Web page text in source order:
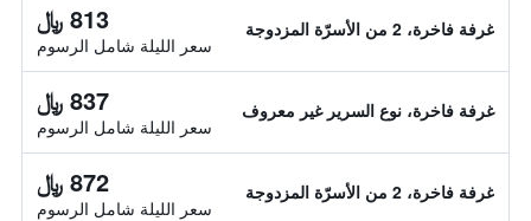
غرفة فاخرة، 2 من الأسرّة المزدوجة 813 ﷼
سعر الليلة شامل الرسوم
غرفة فاخرة، نوع السرير غير معروف 837 ﷼
سعر الليلة شامل الرسوم
غرفة فاخرة، 2 من الأسرّة المزدوجة 872 ﷼
سعر الليلة شامل الرسوم